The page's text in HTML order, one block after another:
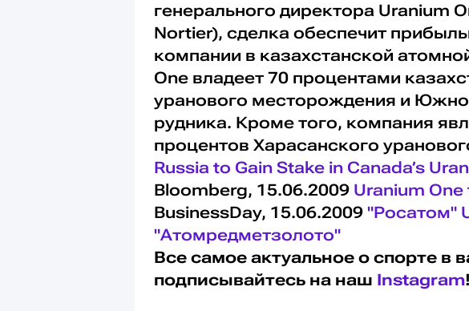
генерального директора Uranium
Nortier), сделка обеспечит
компании в казахстанской
One владеет 70 процентами
уранового месторождения и
рудника. Кроме того, компания
процентов Харасанского
Russia to Gain Stake in Canada’s
Bloomberg, 15.06.2009 Uranium
BusinessDay, 15.06.2009 "Росатом"
"Атомредметзолото"
Все самое актуальное о спорте в
подписывайтесь на наш Instagram!